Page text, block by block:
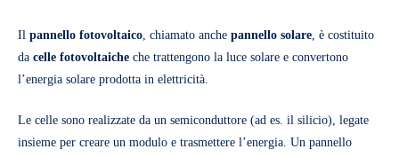
Il pannello fotovoltaico, chiamato anche pannello solare, è costituito
da celle fotovoltaiche che trattengono la luce solare e convertono
l’energia solare prodotta in elettricità.
Le celle sono realizzate da un semiconduttore (ad es. il silicio), legate
insieme per creare un modulo e trasmettere l’energia. Un pannello